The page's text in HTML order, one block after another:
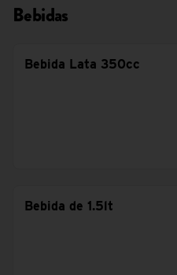
Bebidas
Bebida Lata 350cc
Bebida de 1.5lt